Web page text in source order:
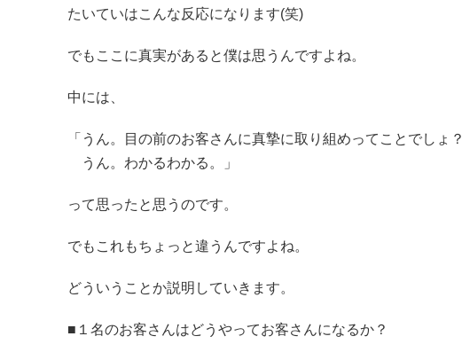
たいていはこんな反応になります(笑)
でもここに真実があると僕は思うんですよね。
中には、
「うん。目の前のお客さんに真摯に取り組めってことでしょ？
うん。わかるわかる。」
って思ったと思うのです。
でもこれもちょっと違うんですよね。
どういうことか説明していきます。
■１名のお客さんはどうやってお客さんになるか？